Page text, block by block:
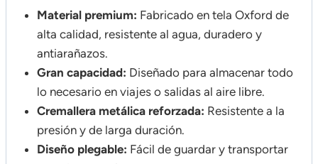
Material premium: Fabricado en tela Oxford de
alta calidad, resistente al agua, duradero y
antiarañazos.
Gran capacidad: Diseñado para almacenar todo
lo necesario en viajes o salidas al aire libre.
Cremallera metálica reforzada: Resistente a la
presión y de larga duración.
Diseño plegable: Fácil de guardar y transportar